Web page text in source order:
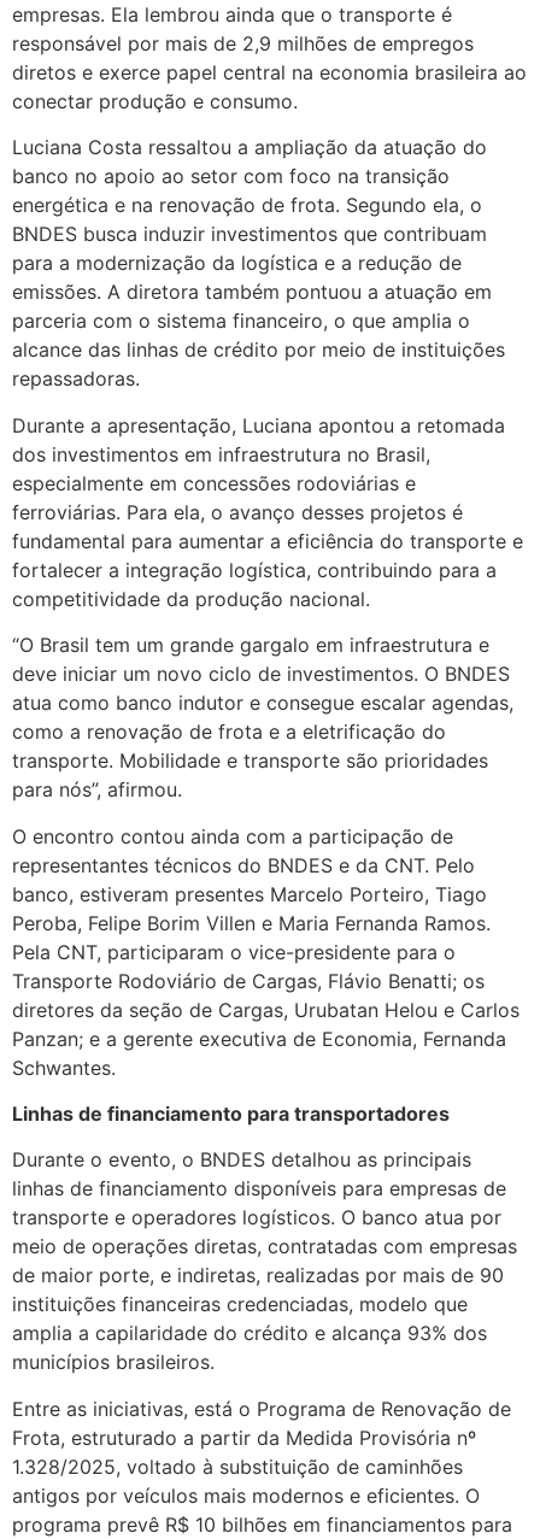
empresas. Ela lembrou ainda que o transporte é
responsável por mais de 2,9 milhões de empregos
diretos e exerce papel central na economia brasileira ao
conectar produção e consumo.
Luciana Costa ressaltou a ampliação da atuação do
banco no apoio ao setor com foco na transição
energética e na renovação de frota. Segundo ela, o
BNDES busca induzir investimentos que contribuam
para a modernização da logística e a redução de
emissões. A diretora também pontuou a atuação em
parceria com o sistema financeiro, o que amplia o
alcance das linhas de crédito por meio de instituições
repassadoras.
Durante a apresentação, Luciana apontou a retomada
dos investimentos em infraestrutura no Brasil,
especialmente em concessões rodoviárias e
ferroviárias. Para ela, o avanço desses projetos é
fundamental para aumentar a eficiência do transporte e
fortalecer a integração logística, contribuindo para a
competitividade da produção nacional.
“O Brasil tem um grande gargalo em infraestrutura e
deve iniciar um novo ciclo de investimentos. O BNDES
atua como banco indutor e consegue escalar agendas,
como a renovação de frota e a eletrificação do
transporte. Mobilidade e transporte são prioridades
para nós”, afirmou.
O encontro contou ainda com a participação de
representantes técnicos do BNDES e da CNT. Pelo
banco, estiveram presentes Marcelo Porteiro, Tiago
Peroba, Felipe Borim Villen e Maria Fernanda Ramos.
Pela CNT, participaram o vice-presidente para o
Transporte Rodoviário de Cargas, Flávio Benatti; os
diretores da seção de Cargas, Urubatan Helou e Carlos
Panzan; e a gerente executiva de Economia, Fernanda
Schwantes.
Linhas de financiamento para transportadores
Durante o evento, o BNDES detalhou as principais
linhas de financiamento disponíveis para empresas de
transporte e operadores logísticos. O banco atua por
meio de operações diretas, contratadas com empresas
de maior porte, e indiretas, realizadas por mais de 90
instituições financeiras credenciadas, modelo que
amplia a capilaridade do crédito e alcança 93% dos
municípios brasileiros.
Entre as iniciativas, está o Programa de Renovação de
Frota, estruturado a partir da Medida Provisória nº
1.328/2025, voltado à substituição de caminhões
antigos por veículos mais modernos e eficientes. O
programa prevê R$ 10 bilhões em financiamentos para